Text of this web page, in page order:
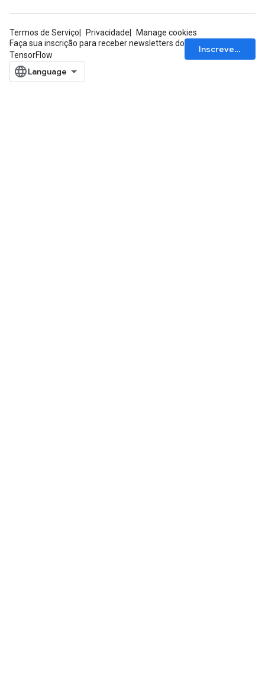
Termos de Serviço Privacidade
Manage cookies
Faça sua inscrição para receber newsletters do
TensorFlow
Inscrever-se